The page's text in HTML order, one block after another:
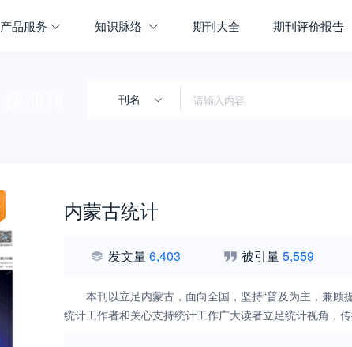
产品服务 知识脉络 期刊大全 期刊评价报告
刊名
内蒙古统计
发文量6,403 被引量5,559
本刊以立足内蒙古，面向全国，坚持“普及为主，兼
统计工作者和关心支持统计工作广大读者立足统计视角，